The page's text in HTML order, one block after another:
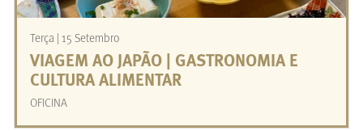
Terça | 15 Setembro
VIAGEM AO JAPÃO | GASTRONOMIA E
CULTURA ALIMENTAR
OFICINA